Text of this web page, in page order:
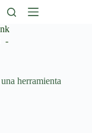
herramienta